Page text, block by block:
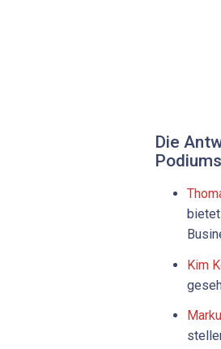
Die
Kim